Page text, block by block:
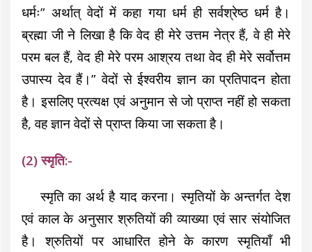
धर्मः” अर्थात् वेदों में कहा गया धर्म ही सर्वश्रेष्ठ धर्म है।
ब्रह्मा जी ने लिखा है कि वेद ही मेरे उत्तम नेत्र हैं, वे ही मेरे
परम बल हैं, वेद ही मेरे परम आश्रय तथा वेद ही मेरे सर्वोत्तम
उपास्य देव हैं।” वेदों से ईश्वरीय ज्ञान का प्रतिपादन होता
है। इसलिए प्रत्यक्ष एवं अनुमान से जो प्राप्त नहीं हो सकता
है, वह ज्ञान वेदों से प्राप्त किया जा सकता है।
(2) स्मृति:-
स्मृति का अर्थ है याद करना। स्मृतियों के अन्तर्गत देश
एवं काल के अनुसार श्रुतियों की व्याख्या एवं सार संयोजित
है। श्रुतियों पर आधारित होने के कारण स्मृतियाँ भी